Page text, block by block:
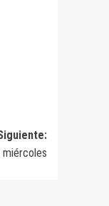
miércoles